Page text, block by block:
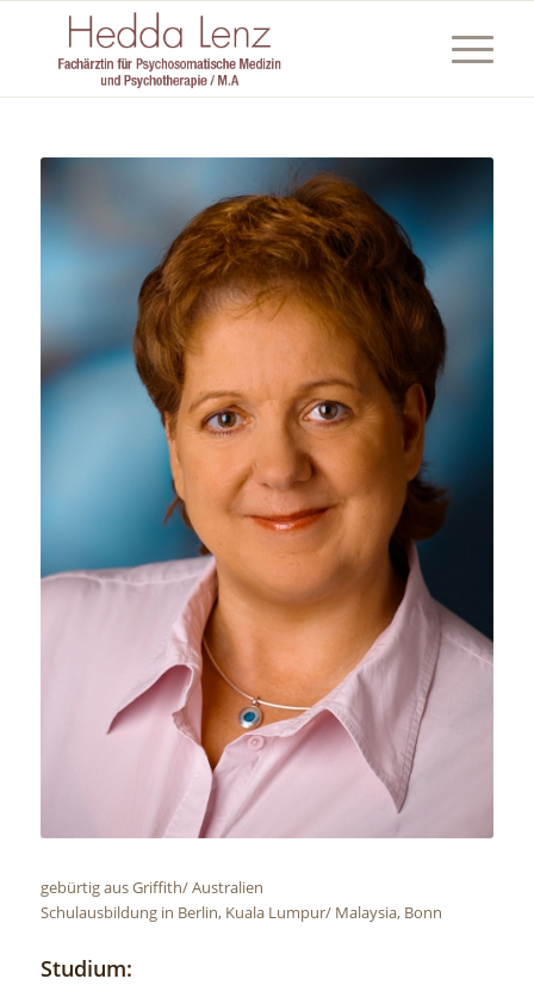
gebürtig aus Griffith/ Australien
Schulausbildung in Berlin, Kuala Lumpur/ Malaysia, Bonn
Studium: